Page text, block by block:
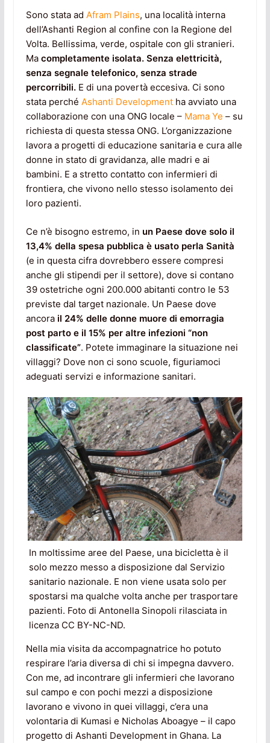
Sono stata ad Afram Plains, una località interna
dell’Ashanti Region al confine con la Regione del
Volta. Bellissima, verde, ospitale con gli stranieri.
Ma completamente isolata. Senza elettricità,
senza segnale telefonico, senza strade
percorribili.E di una povertà eccesiva. Ci sono
stata perché Ashanti Developmentha avviato una
collaborazione con una ONG locale – Mama Ye – su
richiesta di questa stessa ONG. L’organizzazione
lavora a progetti di educazione sanitaria e cura alle
donne in stato di gravidanza, alle madri e ai
bambini. E a stretto contatto con infermieri di
frontiera, che vivono nello stesso isolamento dei
loro pazienti.
Ce n’è bisogno estremo, in un Paese dove solo il
13,4% della spesa pubblica è usato perla Sanità
(e in questa cifra dovrebbero essere compresi
anche gli stipendi per il settore), dove si contano
39 ostetriche ogni 200.000 abitanti contro le 53
previste dal target nazionale. Un Paese dove
ancora il 24% delle donne muore di emorragia
post parto e il 15% per altre infezioni “non
classificate”. Potete immaginare la situazione nei
villaggi? Dove non ci sono scuole, figuriamoci
adeguati servizi e informazione sanitari.
In moltissime aree del Paese, una bicicletta è il
solo mezzo messo a disposizione dal Servizio
sanitario nazionale. E non viene usata solo per
spostarsi ma qualche volta anche per trasportare
pazienti. Foto di Antonella Sinopoli rilasciata in
licenza CC BY-NC-ND.
Nella mia visita da accompagnatrice ho potuto
respirare l’aria diversa di chi si impegna davvero.
Con me, ad incontrare gli infermieri che lavorano
sul campo e con pochi mezzi a disposizione
lavorano e vivono in quei villaggi, c’era una
volontaria di Kumasi e Nicholas Aboagye – il capo
progetto di Ashanti Development in Ghana. La